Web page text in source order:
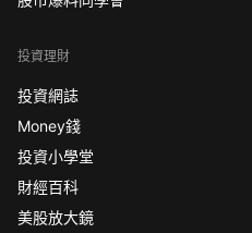
投資理財
投資網誌
Money錢
投資小學堂
財經百科
美股放大鏡